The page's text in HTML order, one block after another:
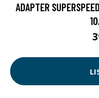
ADAPTER